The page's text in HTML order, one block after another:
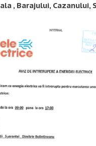
, Barajului, Cazanului,